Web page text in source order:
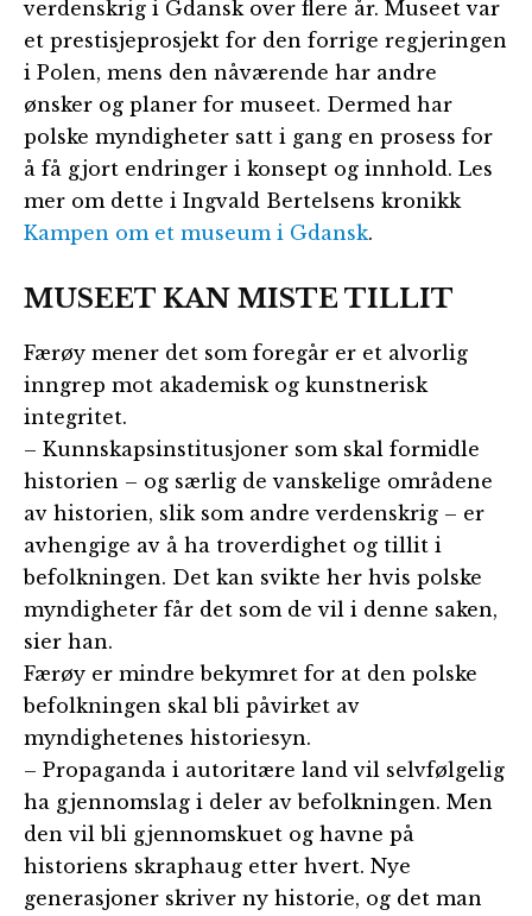
verdenskrig i Gdansk over flere år. Museet var
et prestisjeprosjekt for den forrige regjeringen
i Polen, mens den nåværende har andre
ønsker og planer for museet. Dermed har
polske myndigheter satt i gang en prosess for
å få gjort endringer i konsept og innhold. Les
mer om dette i Ingvald Bertelsens kronikk
Kampen om et museum i Gdansk.
MUSEET KAN MISTE TILLIT
Færøy mener det som foregår er et alvorlig
inngrep mot akademisk og kunstnerisk
integritet.
– Kunnskapsinstitusjoner som skal formidle
historien – og særlig de vanskelige områdene
av historien, slik som andre verdenskrig – er
avhengige av å ha troverdighet og tillit i
befolkningen. Det kan svikte her hvis polske
myndigheter får det som de vil i denne saken,
sier han.
Færøy er mindre bekymret for at den polske
befolkningen skal bli påvirket av
myndighetenes historiesyn.
– Propaganda i autoritære land vil selvfølgelig
ha gjennomslag i deler av befolkningen. Men
den vil bli gjennomskuet og havne på
historiens skraphaug etter hvert. Nye
generasjoner skriver ny historie, og det man